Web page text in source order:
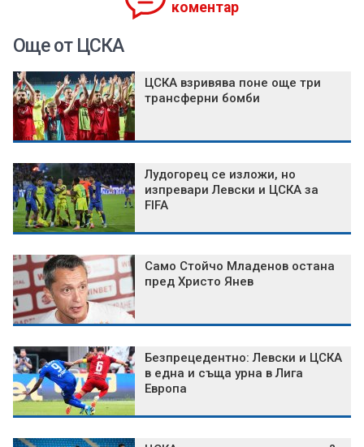
коментар
Още от ЦСКА
ЦСКА взривява поне още три
трансферни бомби
Лудогорец се изложи, но
изпревари Левски и ЦСКА за
FIFA
Само Стойчо Младенов остана
пред Христо Янев
Безпрецедентно: Левски и ЦСКА
в една и съща урна в Лига
Европа